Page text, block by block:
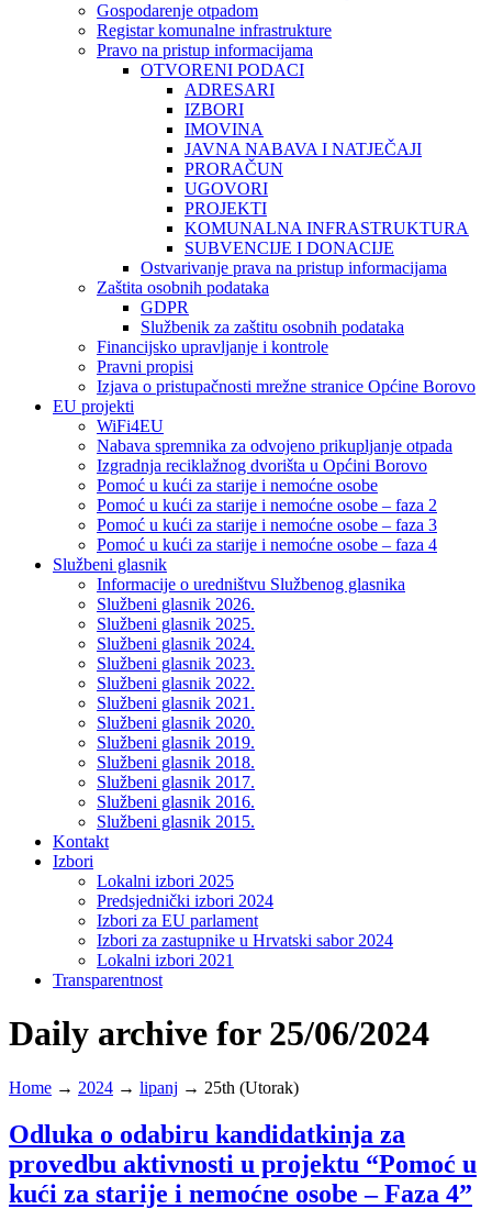
Gospodarenje otpadom
Registar komunalne infrastrukture
Pravo na pristup informacijama
OTVORENI PODACI
ADRESARI
IZBORI
IMOVINA
JAVNA NABAVA I NATJEČAJI
PRORAČUN
UGOVORI
PROJEKTI
KOMUNALNA INFRASTRUKTURA
SUBVENCIJE I DONACIJE
Ostvarivanje prava na pristup informacijama
Zaštita osobnih podataka
GDPR
Službenik za zaštitu osobnih podataka
Financijsko upravljanje i kontrole
Pravni propisi
Izjava o pristupačnosti mrežne stranice Općine Borovo
EU projekti
WiFi4EU
Nabava spremnika za odvojeno prikupljanje otpada
Izgradnja reciklažnog dvorišta u Općini Borovo
Pomoć u kući za starije i nemoćne osobe
Pomoć u kući za starije i nemoćne osobe – faza 2
Pomoć u kući za starije i nemoćne osobe – faza 3
Pomoć u kući za starije i nemoćne osobe – faza 4
Službeni glasnik
Informacije o uredništvu Službenog glasnika
Službeni glasnik 2026.
Službeni glasnik 2025.
Službeni glasnik 2024.
Službeni glasnik 2023.
Službeni glasnik 2022.
Službeni glasnik 2021.
Službeni glasnik 2020.
Službeni glasnik 2019.
Službeni glasnik 2018.
Službeni glasnik 2017.
Službeni glasnik 2016.
Službeni glasnik 2015.
Kontakt
Izbori
Lokalni izbori 2025
Predsjednički izbori 2024
Izbori za EU parlament
Izbori za zastupnike u Hrvatski sabor 2024
Lokalni izbori 2021
Transparentnost
Daily archive for 25/06/2024
Home → 2024 → lipanj → 25th (Utorak)
Odluka o odabiru kandidatkinja za
provedbu aktivnosti u projektu “Pomoć u
kući za starije i nemoćne osobe – Faza 4”